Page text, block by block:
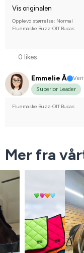
Vis originalen
Opplevd størrelse: Normal
Fluemaske Buzz-Off Bucas
0 likes
Emmelie Å
Superior Leader
Fluemaske Buzz-Off Bucas
Mer fra